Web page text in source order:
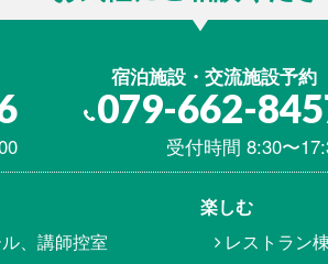
宿泊施設・交流施設予約
079-662-
受付時間 8:30〜
、講師控室
楽しむ
レストラン